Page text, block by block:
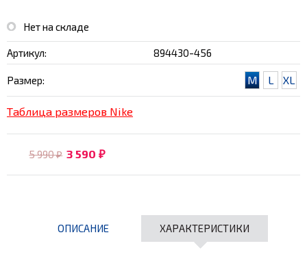
Нет на складе
Артикул: 894430-456
Размер: M L XL
Таблица размеров Nike
5 990₽ 3 590₽
ОПИСАНИЕ ХАРАКТЕРИСТИКИ